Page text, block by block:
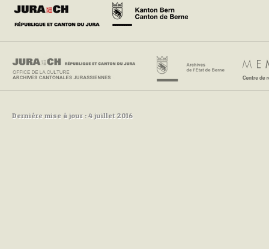
Dernière mise à jour : 4 juillet 2016